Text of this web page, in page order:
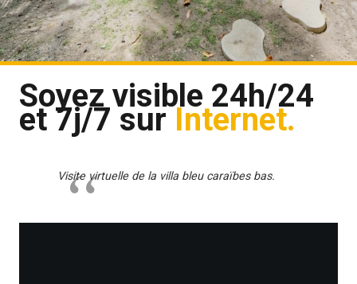
Soyez visible 24h/24
et 7j/7 sur Internet.
Visite virtuelle de la villa bleu caraïbes bas.